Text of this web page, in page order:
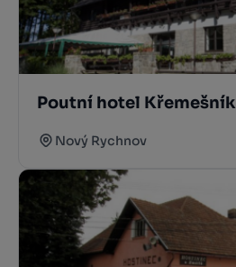
Poutní hotel Křemešník
Nový Rychnov